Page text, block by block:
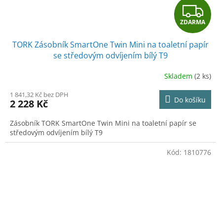
Z
D
A
R
M
A
ZDARMA
TORK Zásobník SmartOne Twin Mini na toaletní papír
se středovým odvíjením bílý T9
Skladem (2 ks)
1 841,32 Kč bez DPH
2 228 Kč Do košíku
Zásobník TORK SmartOne Twin Mini na toaletní papír se
středovým odvíjením bílý T9
Kód: 1810776